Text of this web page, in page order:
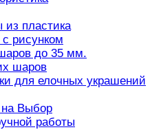
пластика
рисунком
до 35 мм.
шаров
для елочных украшений
Выбор
работы